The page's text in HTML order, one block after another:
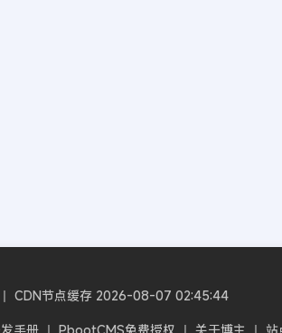
CDN节点缓存 2026-08-07 02:45:44